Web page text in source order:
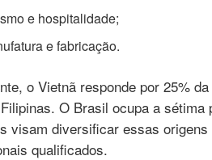
e hospitalidade;
e fabricação.
o Vietnã responde por 25%
O Brasil ocupa a
visam diversificar essas
qualificados.